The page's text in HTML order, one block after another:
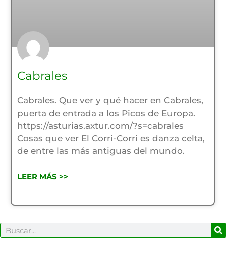
Cabrales
Cabrales. Que ver y qué hacer en Cabrales,
puerta de entrada a los Picos de Europa.
https://asturias.axtur.com/?s=cabrales
Cosas que ver El Corri-Corri es danza celta,
de entre las más antiguas del mundo.
LEER MÁS >>
Buscar